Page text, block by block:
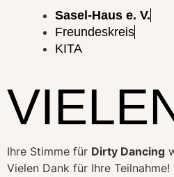
Sasel-Haus e. V.
Freundeskreis
KITA
Ihre Stimme für Dirty Dancing
Vielen Dank für Ihre Teilnahme!